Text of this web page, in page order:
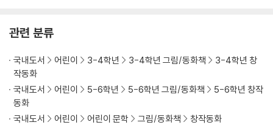
네 번째 이야기
15. 꿈은 끝나지 않는다
작가의 말
덧붙이는 말
관련 분류
국내도서 어린이 3-4학년 3-4학년 그림/동화책
3-4학년 창
작동화
국내도서
어린이 5-6학년 5-6학년 그림/동화책
5-6학년 창작
동화
국내도서
어린이 어린이 문학 그림/동화책 창작동화